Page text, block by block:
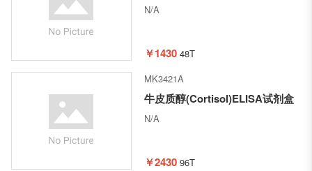
N/A
￥1430 48T
MK3421A
牛皮质醇(Cortisol)ELISA试剂盒
N/A
￥2430 96T